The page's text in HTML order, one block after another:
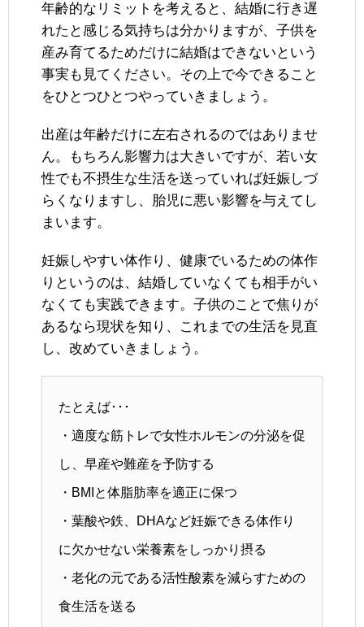
年齢的なリミットを考えると、結婚に行き遅
れたと感じる気持ちは分かりますが、子供を
産み育てるためだけに結婚はできないという
事実も見てください。その上で今できること
をひとつひとつやっていきましょう。
出産は年齢だけに左右されるのではありませ
ん。もちろん影響力は大きいですが、若い女
性でも不摂生な生活を送っていれば妊娠しづ
らくなりますし、胎児に悪い影響を与えてし
まいます。
妊娠しやすい体作り、健康でいるための体作
りというのは、結婚していなくても相手がい
なくても実践できます。子供のことで焦りが
あるなら現状を知り、これまでの生活を見直
し、改めていきましょう。
たとえば･･･
・適度な筋トレで女性ホルモンの分泌を促
し、早産や難産を予防する
・BMIと体脂肪率を適正に保つ
・葉酸や鉄、DHAなど妊娠できる体作り
に欠かせない栄養素をしっかり摂る
・老化の元である活性酸素を減らすための
食生活を送る